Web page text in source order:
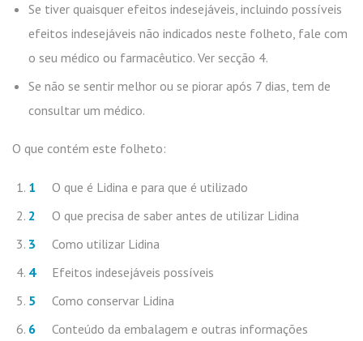
Se tiver quaisquer efeitos indesejáveis, incluindo possíveis
efeitos indesejáveis não indicados neste folheto, fale com
o seu médico ou farmacêutico. Ver secção 4.
Se não se sentir melhor ou se piorar após 7 dias, tem de
consultar um médico.
O que contém este folheto:
O que é Lidina e para que é utilizado
O que precisa de saber antes de utilizar Lidina
Como utilizar Lidina
Efeitos indesejáveis possíveis
Como conservar Lidina
Conteúdo da embalagem e outras informações